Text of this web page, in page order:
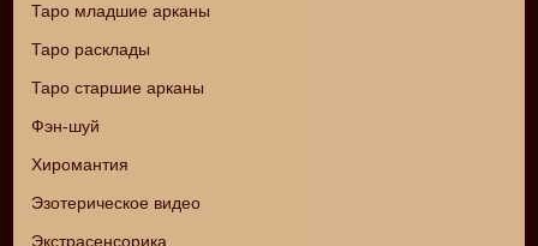
Таро младшие арканы
Таро расклады
Таро старшие арканы
Фэн-шуй
Хиромантия
Эзотерическое видео
Экстрасенсорика